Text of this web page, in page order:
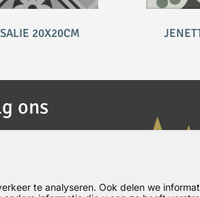
20X20CM
ons
te analyseren. Ook delen we